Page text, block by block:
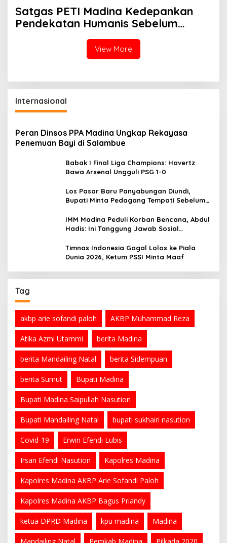
Satgas PETI Madina Kedepankan
Pendekatan Humanis Sebelum
Tindak Tegas Tambang Ilegal
View More
Internasional
Peran Dinsos PPA Madina Ungkap Rekayasa
Penemuan Bayi di Salambue
Babak I Final Liga Champions: Havertz
Bawa Arsenal Ungguli PSG 1-0
Los Pasar Baru Panyabungan Diundi,
Bupati Minta Pedagang Tempati Sebelum
IMM Madina Peduli Korban Bencana, Abdul
Hadis: Ini Tanggung Jawab Sosial
Timnas Indonesia Gagal Lolos ke Piala
Dunia 2026, Ketum PSSI Minta Maaf
Tag
akbp arie sofandi paloh AKBP Muhammad Reza
Atika Azmi Utammi berita Madina
berita Mandailing Natal berita Sidempuan
berita Sumut Bupati Madina
Bupati Madina Saipullah Nasution
Bupati Mandailing Natal bupati sukhairi nasution
Covid-19 Erwin Efendi Lubis
Irsan Efendi Nasution Kapolres Madina
Kapolres Madina AKBP Arie Sofandi Paloh
Kapolres Madina AKBP Bagus Priandy
ketua DPRD Madina kpu madina Madina